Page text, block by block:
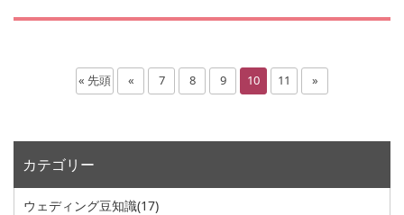
« 先頭 « 7 8 9 10 11 »
カテゴリー
ウェディング豆知識(17)